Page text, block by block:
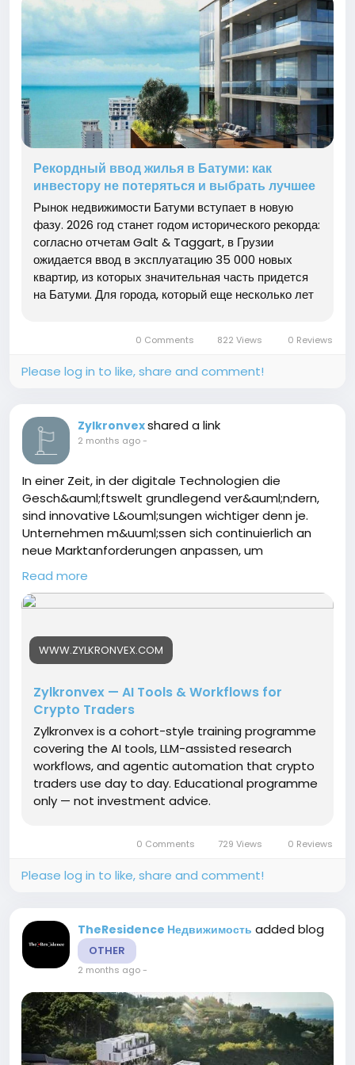
Рекордный ввод жилья в Батуми: как
инвестору не потеряться и выбрать лучшее
Рынок недвижимости Батуми вступает в новую
фазу. 2026 год станет годом исторического рекорда:
согласно отчетам Galt & Taggart, в Грузии
ожидается ввод в эксплуатацию 35 000 новых
квартир, из которых значительная часть придется
на Батуми. Для города, который еще несколько лет
новых квадратных...0 Comments 822 Views 0 Reviews
Please log in to like, share and comment!
Zylkronvexshared a link
2 months ago-
In einer Zeit, in der digitale Technologien die
Gesch&auml;ftswelt grundlegend ver&auml;ndern,
sind innovative L&ouml;sungen wichtiger denn je.
Unternehmen m&uuml;ssen sich continuierlich an
neue Marktanforderungen anpassen, um
wettbewerbsf&auml;hig zu bleiben. Genau hier setzt
Zylkronvex an. Das Unternehmen positioniert sich als
moderner Partner f&uuml;r digitale Transformation
Prozesse zu optimieren und nachhaltiges
Wachstum zu erzielen.Zylkronvex 2026
https://www.zylkronvex.com/
Read more
WWW.ZYLKRONVEX.COM
Zylkronvex — AI Tools & Workflows for
Crypto Traders
Zylkronvex is a cohort-style training programme
covering the AI tools, LLM-assisted research
workflows, and agentic automation that crypto
traders use day to day. Educational programme
only — not investment advice.
0 Comments 729 Views 0 Reviews
Please log in to like, share and comment!
TheResidence Недвижимость added blog
OTHER
2 months ago-